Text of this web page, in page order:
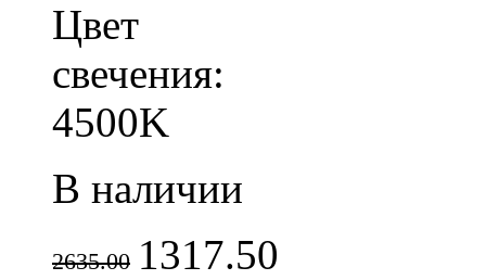
Цвет
свечения:
4500K
В наличии
2635.00 1317.50